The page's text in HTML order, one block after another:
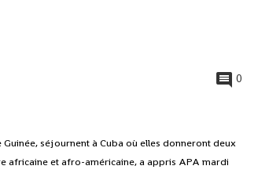
0
séjournent à Cuba où elles donneront deux
africaine et afro-américaine, a appris APA mardi